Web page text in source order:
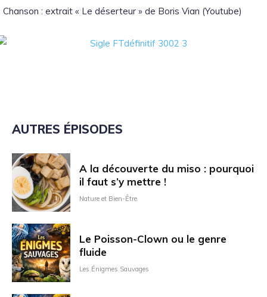
Chanson : extrait « Le déserteur » de Boris Vian (Youtube)
AUTRES ÉPISODES
A la découverte du miso : pourquoi
il faut s’y mettre !
Nature et Bien-Être
Le Poisson-Clown ou le genre
fluide
Les Énigmes Sauvages